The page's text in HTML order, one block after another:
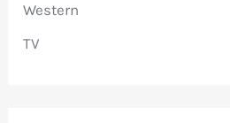
Western
TV